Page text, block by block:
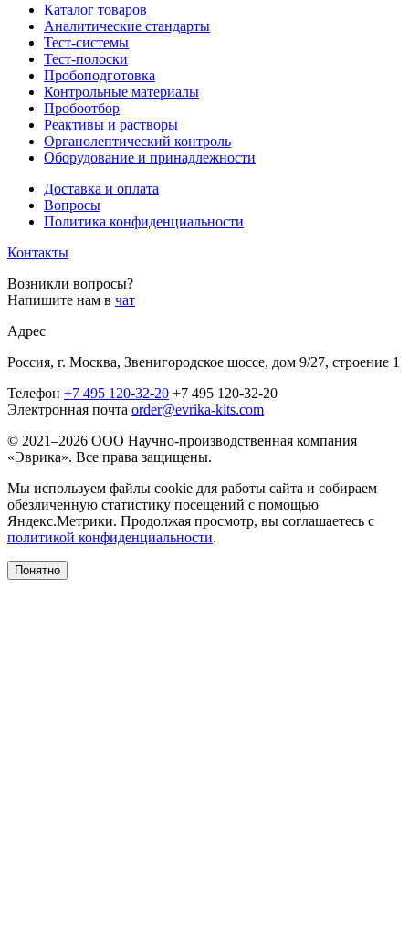
Каталог товаров
Аналитические стандарты
Тест-системы
Тест-полоски
Пробоподготовка
Контрольные материалы
Пробоотбор
Реактивы и растворы
Органолептический контроль
Оборудование и принадлежности
Доставка и оплата
Вопросы
Политика конфиденциальности
Контакты
Возникли вопросы?
Напишите нам в чат
Адрес
Россия, г. Москва, Звенигородское шоссе, дом 9/27, строение 1
Телефон +7 495 120-32-20 +7 495 120-32-20
Электронная почта order@evrika-kits.com
© 2021–2026 ООО Научно-производственная компания
«Эврика». Все права защищены.
Мы используем файлы cookie для работы сайта и собираем
обезличенную статистику посещений с помощью
Яндекс.Метрики. Продолжая просмотр, вы соглашаетесь с
политикой конфиденциальности.
Понятно